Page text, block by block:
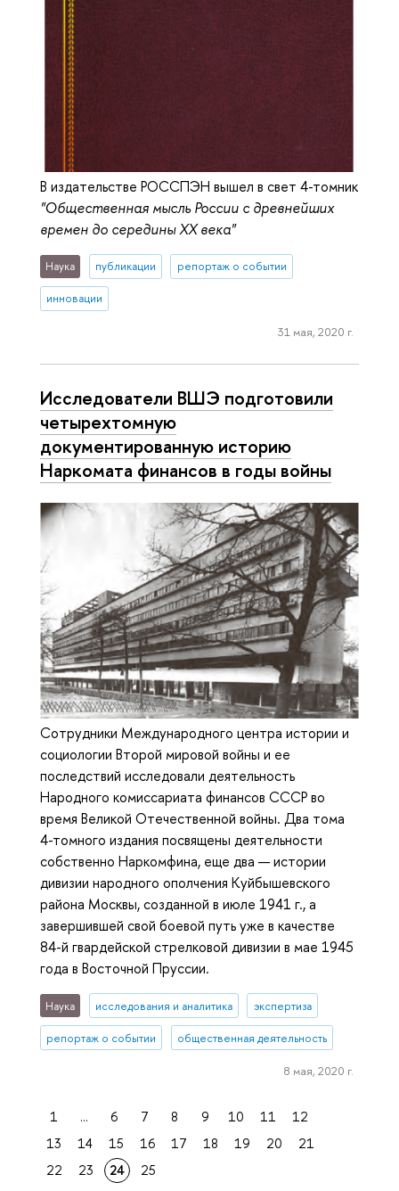
В издательстве РОССПЭН вышел в свет 4-томник
"Общественная мысль России с древнейших
времен до середины ХХ века"
Наука публикации репортаж о событии
инновации
31 мая, 2020 г.
Исследователи ВШЭ подготовили
четырехтомную
документированную историю
Наркомата финансов в годы войны
Сотрудники Международного центра истории и
социологии Второй мировой войны и ее
последствий исследовали деятельность
Народного комиссариата финансов СССР во
время Великой Отечественной войны. Два тома
4-томного издания посвящены деятельности
собственно Наркомфина, еще два — истории
дивизии народного ополчения Куйбышевского
района Москвы, созданной в июле 1941 г., а
завершившей свой боевой путь уже в качестве
84-й гвардейской стрелковой дивизии в мае 1945
года в Восточной Пруссии.
Наука исследования и аналитика экспертиза
репортаж о событии общественная деятельность
8 мая, 2020 г.
1 ... 6 7 8 9 10 11
12
13
14 15 16 17 18 19 20
21
22
23 24 25